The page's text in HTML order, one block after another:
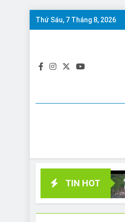
Skip
Thứ Sáu, 7 Tháng 8, 2026
TIN HOT